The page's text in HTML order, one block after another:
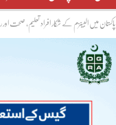
پاکستان میں البینزم کے شکار افراد تعلیم، صحت